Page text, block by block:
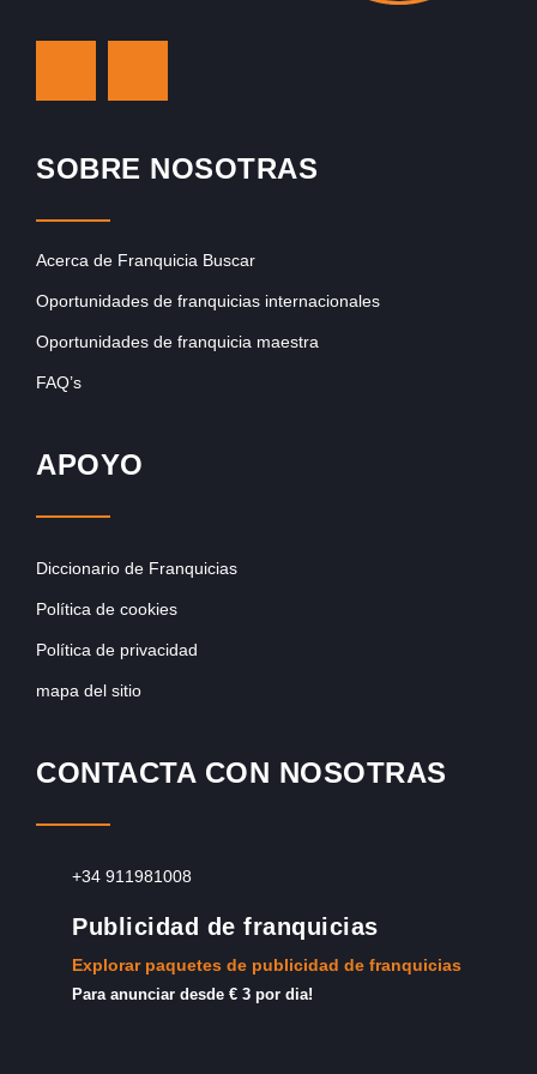
SOBRE NOSOTRAS
Acerca de Franquicia Buscar
Oportunidades de franquicias internacionales
Oportunidades de franquicia maestra
FAQ’s
APOYO
Diccionario de Franquicias
Política de cookies
Política de privacidad
mapa del sitio
CONTACTA CON NOSOTRAS
+34 911981008
Publicidad de franquicias
Explorar paquetes de publicidad de franquicias
Para anunciar desde € 3 por dia!